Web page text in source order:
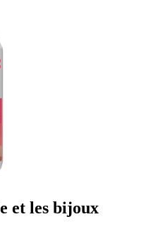
et les bijoux